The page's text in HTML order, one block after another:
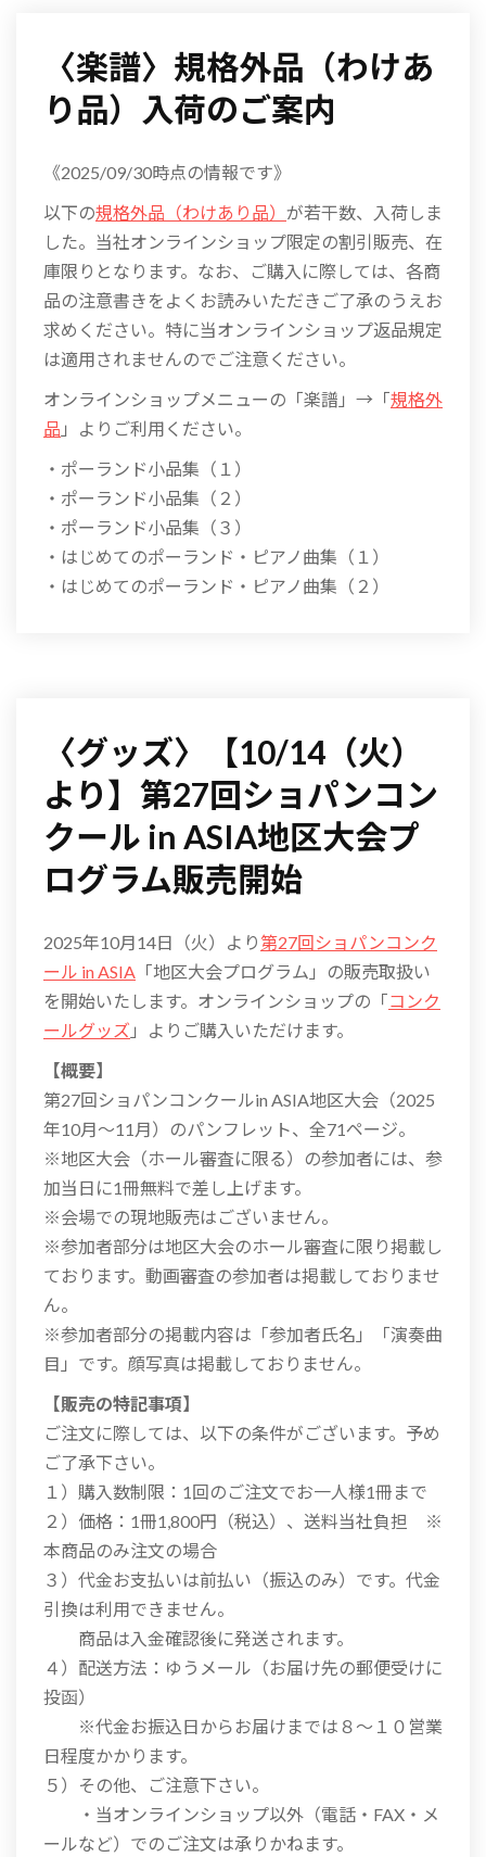
〈楽譜〉規格外品（わけあ
り品）入荷のご案内
《2025/09/30時点の情報です》
以下の規格外品（わけあり品） が若干数、入荷しま
した。当社オンラインショップ限定の割引販売、在
庫限りとなります。なお、ご購入に際しては、各商
品の注意書きをよくお読みいただきご了承のうえお
求めください。特に当オンラインショップ返品規定
は適用されませんのでご注意ください。
オンラインショップメニューの「楽譜」→「規格外
品 」よりご利用ください。
・ポーランド小品集（１）
・ポーランド小品集（２）
・ポーランド小品集（３）
・はじめてのポーランド・ピアノ曲集（１）
・はじめてのポーランド・ピアノ曲集（２）
〈グッズ〉【10/14（火）
より】第27回ショパンコン
クール in ASIA地区大会プ
ログラム販売開始
2025年10月14日（火）より第27回ショパンコンク
ール in ASIA 「地区大会プログラム」の販売取扱い
を開始いたします。オンラインショップの「コンク
ールグッズ 」よりご購入いただけます。
【概要】
第27回ショパンコンクールin ASIA地区大会（2025
年10月～11月）のパンフレット、全71ページ。
※地区大会（ホール審査に限る）の参加者には、参
加当日に1冊無料で差し上げます。
※会場での現地販売はございません。
※参加者部分は地区大会のホール審査に限り掲載し
ております。動画審査の参加者は掲載しておりませ
ん。
※参加者部分の掲載内容は「参加者氏名」「演奏曲
目」です。顔写真は掲載しておりません。
【販売の特記事項】
ご注文に際しては、以下の条件がございます。予め
ご了承下さい。
１）購入数制限：1回のご注文でお一人様1冊まで
２）価格：1冊1,800円（税込）、送料当社負担 ※
本商品のみ注文の場合
３）代金お支払いは前払い（振込のみ）です。代金
引換は利用できません。
商品は入金確認後に発送されます。
４）配送方法：ゆうメール（お届け先の郵便受けに
投函）
※代金お振込日からお届けまでは８～１０営業
日程度かかります。
５）その他、ご注意下さい。
・当オンラインショップ以外（電話・FAX・メ
ールなど）でのご注文は承りかねます。